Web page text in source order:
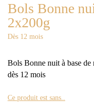
Bols Bonne
2x200g
Dès 12 mois
Bols Bonne nuit à base
dès 12 mois
Ce produit est sans..